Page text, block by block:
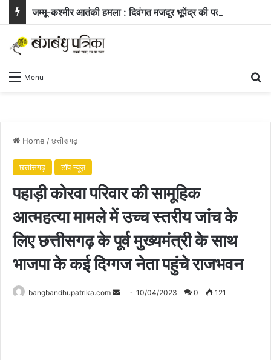
Menu
Home /छत्तीसगढ़
छत्तीसगढ़ टॉप न्यूज़
पहाड़ी कोरवा परिवार की सामूहिक
आत्महत्या मामले में उच्च स्तरीय जांच के
लिए छत्तीसगढ़ के पूर्व मुख्यमंत्री के साथ
भाजपा के कई दिग्गज नेता पहुंचे राजभवन
bangbandhupatrika.com
Send10/04/2023 0 121